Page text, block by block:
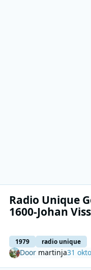
Radio Unique
1600-Johan
1979 radio unique
Door martinja31